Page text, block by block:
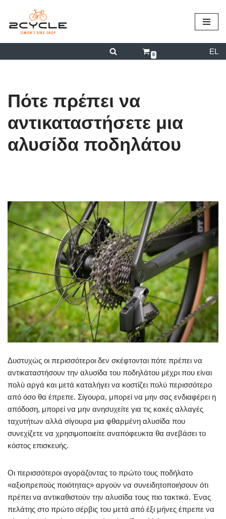
περιεχόμενο
Μεταπηδήστε
0 EL
Πότε πρέπει να
αντικαταστήσετε μια
αλυσίδα ποδηλάτου
Δυστυχώς οι περισσότεροι δεν σκέφτονται πότε πρέπει να
αντικαταστήσουν την αλυσίδα του ποδηλάτου μέχρι που είναι
πολύ αργά και μετά καταλήγει να κοστίζει πολύ περισσότερο
από όσο θα έπρεπε. Σίγουρα, μπορεί να μην σας ενδιαφέρει η
απόδοση, μπορεί να μην ανησυχείτε για τις κακές αλλαγές
ταχυτήτων αλλά σίγουρα μια φθαρμένη αλυσίδα που
συνεχίζετε να χρησιμοποιείτε αναπόφευκτα θα ανεβάσει το
κόστος επισκευής.
Οι περισσότεροι αγοράζοντας το πρώτο τους ποδήλατο
«αξιοπρεπούς ποιότητας» αργούν να συνειδητοποιήσουν ότι
πρέπει να αντικαθιστούν την αλυσίδα τους πιο τακτικά. Ένας
πελάτης στο πρώτο σέρβις του μετά από έξι μήνες έπρεπε να